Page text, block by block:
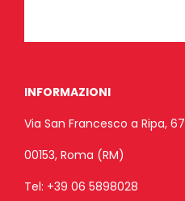
INFORMAZIONI
Via San Francesco a Ripa, 67
00153, Roma (RM)
Tel: +39 06 5898028